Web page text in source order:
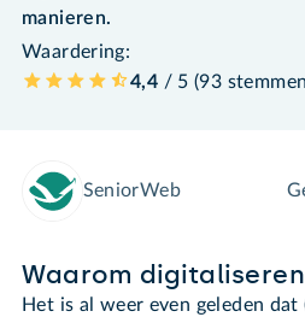
manieren.
Waardering:
4,4 / 5 (93 stemmen
SeniorWeb
Waarom
Het is al weer even geleden